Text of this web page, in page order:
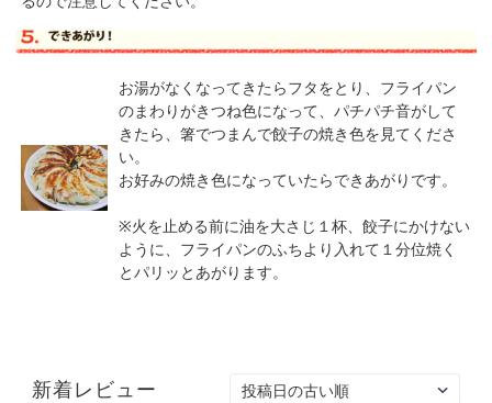
お湯がなくなってきたらフタをとり、フライパン
のまわりがきつね色になって、パチパチ音がして
きたら、箸でつまんで餃子の焼き色を見てくださ
い。
お好みの焼き色になっていたらできあがりです。
※火を止める前に油を大さじ１杯、餃子にかけない
ように、フライパンのふちより入れて１分位焼く
とパリッとあがります。
新着レビュー